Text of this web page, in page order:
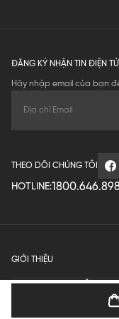
ĐĂNG KÝ NHẬN TIN ĐIỆN TỬ
Hãy nhập email của bạn
THEO DÕI CHÚNG TÔI
HOTLINE:
GIỚI THIỆU
QUY ĐỊNH HOẠT ĐỘNG